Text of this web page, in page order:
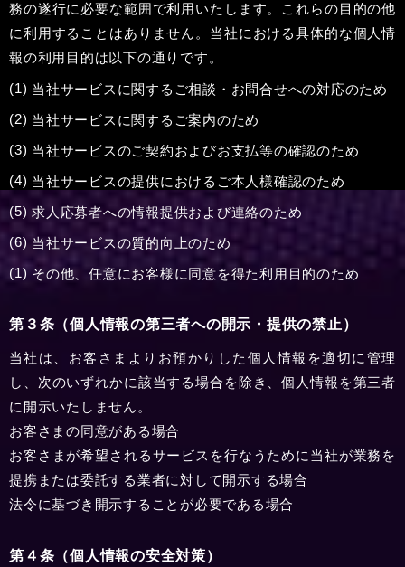
務の遂行に必要な範囲で利用いたします。これらの目的の他
に利用することはありません。当社における具体的な個人情
報の利用目的は以下の通りです。
当社サービスに関するご相談・お問合せへの対応のため
当社サービスに関するご案内のため
当社サービスのご契約およびお支払等の確認のため
当社サービスの提供におけるご本人様確認のため
求人応募者への情報提供および連絡のため
当社サービスの質的向上のため
その他、任意にお客様に同意を得た利用目的のため
第３条（個人情報の第三者への開示・提供の禁止）
当社は、お客さまよりお預かりした個人情報を適切に管理
し、次のいずれかに該当する場合を除き、個人情報を第三者
に開示いたしません。
お客さまの同意がある場合
お客さまが希望されるサービスを行なうために当社が業務を
提携または委託する業者に対して開示する場合
法令に基づき開示することが必要である場合
第４条（個人情報の安全対策）